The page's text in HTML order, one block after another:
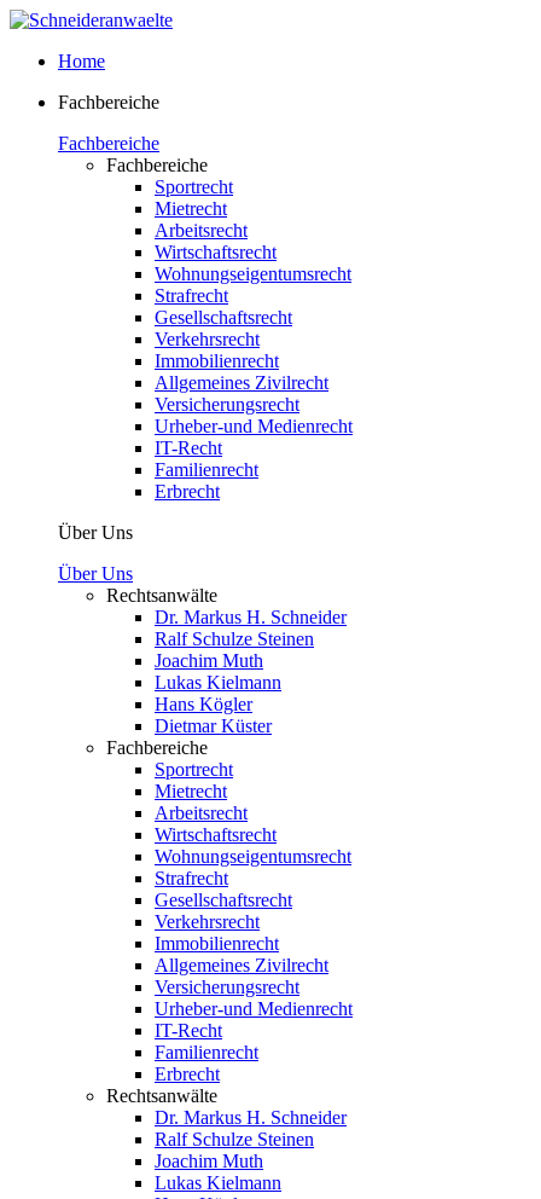
Home
Fachbereiche
Fachbereiche
Fachbereiche
Sportrecht
Mietrecht
Arbeitsrecht
Wirtschaftsrecht
Wohnungseigentumsrecht
Strafrecht
Gesellschaftsrecht
Verkehrsrecht
Immobilienrecht
Allgemeines Zivilrecht
Versicherungsrecht
Urheber-und Medienrecht
IT-Recht
Familienrecht
Erbrecht
Über Uns
Über Uns
Rechtsanwälte
Dr. Markus H. Schneider
Ralf Schulze Steinen
Joachim Muth
Lukas Kielmann
Hans Kögler
Dietmar Küster
Fachbereiche
Sportrecht
Mietrecht
Arbeitsrecht
Wirtschaftsrecht
Wohnungseigentumsrecht
Strafrecht
Gesellschaftsrecht
Verkehrsrecht
Immobilienrecht
Allgemeines Zivilrecht
Versicherungsrecht
Urheber-und Medienrecht
IT-Recht
Familienrecht
Erbrecht
Rechtsanwälte
Dr. Markus H. Schneider
Ralf Schulze Steinen
Joachim Muth
Lukas Kielmann